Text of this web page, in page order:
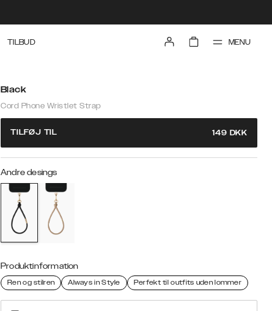
TILBUD MENU
Black
Cord Phone Wristlet Strap
TILFØJ TIL 149 DKK
Andre desings
Produktinformation
Ren og stilren Always in Style Perfekt til outfits uden lommer